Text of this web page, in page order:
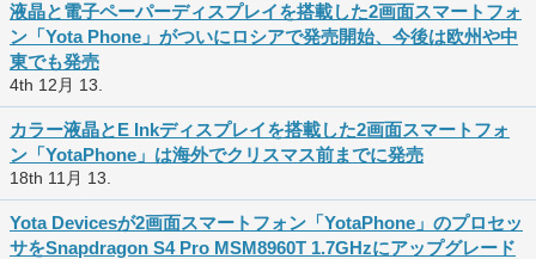
液晶と電子ペーパーディスプレイを搭載した2画面スマートフォ
ン「Yota Phone」がついにロシアで発売開始、今後は欧州や中
東でも発売
4th 12月 13.
カラー液晶とE Inkディスプレイを搭載した2画面スマートフォ
ン「YotaPhone」は海外でクリスマス前までに発売
18th 11月 13.
Yota Devicesが2画面スマートフォン「YotaPhone」のプロセッ
サをSnapdragon S4 Pro MSM8960T 1.7GHzにアップグレード